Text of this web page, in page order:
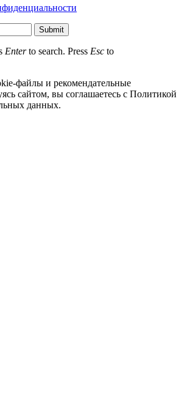
Submit
Enterto search. Press Esc to
файлы и рекомендательные
сайтом, вы соглашаетесь с Политикой
данных.